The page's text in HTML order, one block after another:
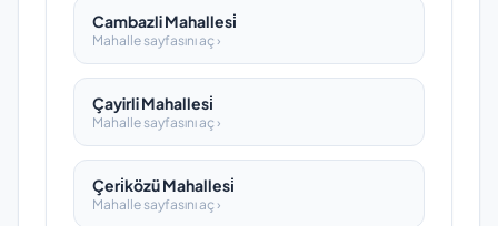
Cambazli Mahallesi̇
Mahalle sayfasını aç ›
Çayirli Mahallesi̇
Mahalle sayfasını aç ›
Çeri̇közü Mahallesi̇
Mahalle sayfasını aç ›